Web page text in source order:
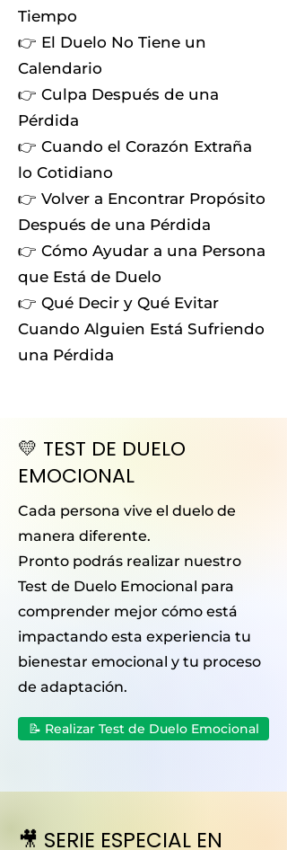
Tiempo
👉 El Duelo No Tiene un
Calendario
👉 Culpa Después de una
Pérdida
👉 Cuando el Corazón Extraña
lo Cotidiano
👉 Volver a Encontrar Propósito
Después de una Pérdida
👉 Cómo Ayudar a una Persona
que Está de Duelo
👉 Qué Decir y Qué Evitar
Cuando Alguien Está Sufriendo
una Pérdida
💛 TEST DE DUELO
EMOCIONAL
Cada persona vive el duelo de
manera diferente.
Pronto podrás realizar nuestro
Test de Duelo Emocional para
comprender mejor cómo está
impactando esta experiencia tu
bienestar emocional y tu proceso
de adaptación.
📝 Realizar Test de Duelo Emocional
🎥 SERIE ESPECIAL EN